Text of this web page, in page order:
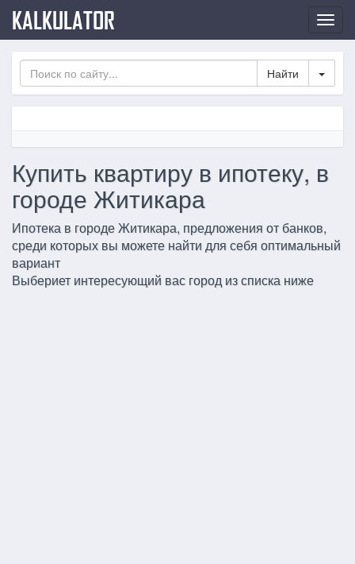
по
KALKULATOR
Купить квартиру в ипотеку, в
городе Житикара
Ипотека в городе Житикара, предложения от банков,
среди которых вы можете найти для себя оптимальный
вариант
Выбериет интересующий вас город из списка ниже